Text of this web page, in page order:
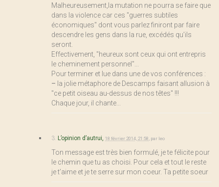
Malheureusement,la mutation ne pourra se faire que
dans la violence car ces "guerres subtiles
économiques" dont vous parlez finiront par faire
descendre les gens dans la rue, excédés qu’ils
seront.
Effectivement, "heureux sont ceux qui ont entrepris
le cheminement personnel"...
Pour terminer et lue dans une de vos conférences :
– la jolie métaphore de Descamps faisant allusion à
"ce petit oiseau au-dessus de nos têtes" !!!
Chaque jour, il chante...
3. L’opinion d’autrui, 18 février 2014, 21:58 par leo
Ton message est très bien formulé, je te félicite pour
le chemin que tu as choisi. Pour cela et tout le reste
je t’aime et je te serre sur mon coeur. Ta petite soeur